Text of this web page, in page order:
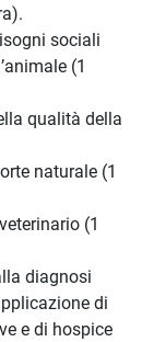
sociali
(1
qualità della
naturale (1
(1
diagnosi
di
e di hospice